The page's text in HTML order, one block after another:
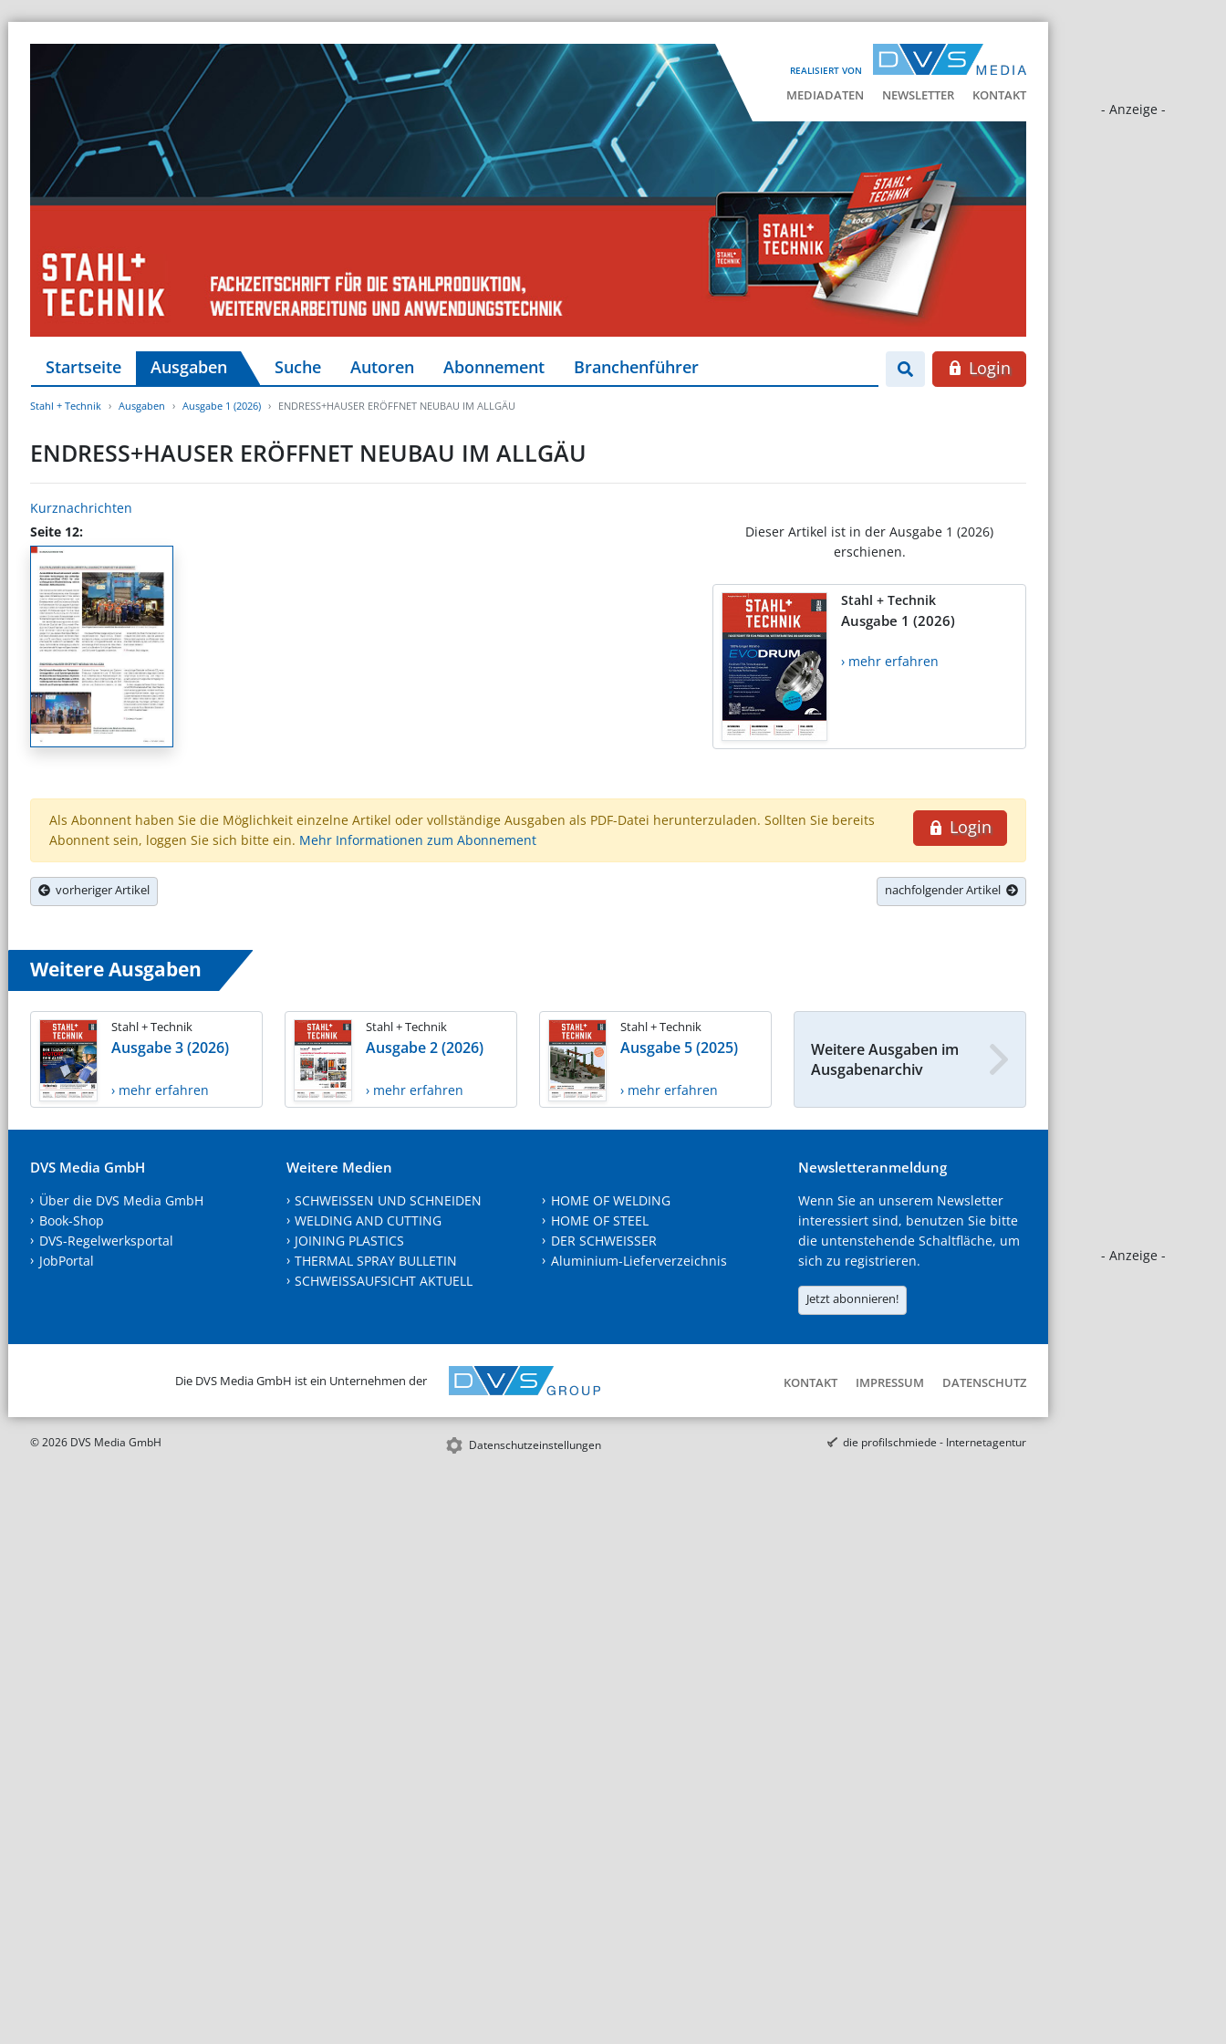
REALISIERT VON
MEDIADATEN NEWSLETTER KONTAKT
- Anzeige -
- Anzeige -
Startseite Ausgaben Suche Autoren Abonnement Branchenführer Login
Stahl + Technik Ausgaben Ausgabe 1 (2026) ENDRESS+HAUSER ERÖFFNET NEUBAU IM ALLGÄU
ENDRESS+HAUSER ERÖFFNET NEUBAU IM ALLGÄU
Kurznachrichten
Seite 12:
Dieser Artikel ist in der Ausgabe 1 (2026)
erschienen.
Stahl + Technik
Ausgabe 1 (2026)
› mehr erfahren
Login
Als Abonnent haben Sie die Möglichkeit einzelne Artikel oder vollständige Ausgaben als PDF-Datei herunterzuladen. Sollten Sie bereits
Abonnent sein, loggen Sie sich bitte ein. Mehr Informationen zum Abonnement
vorheriger Artikel nachfolgender Artikel
Weitere Ausgaben
Stahl + Technik
Ausgabe 3 (2026)
› mehr erfahren
Stahl + Technik
Ausgabe 2 (2026)
› mehr erfahren
Stahl + Technik
Ausgabe 5 (2025)
› mehr erfahren
Weitere Ausgaben im
Ausgabenarchiv
DVS Media GmbH
Über die DVS Media GmbH
Book-Shop
DVS-Regelwerksportal
JobPortal
Weitere Medien
SCHWEISSEN UND SCHNEIDEN
WELDING AND CUTTING
JOINING PLASTICS
THERMAL SPRAY BULLETIN
SCHWEISSAUFSICHT AKTUELL
HOME OF WELDING
HOME OF STEEL
DER SCHWEISSER
Aluminium-Lieferverzeichnis
Newsletteranmeldung
Wenn Sie an unserem Newsletter
interessiert sind, benutzen Sie bitte
die untenstehende Schaltfläche, um
sich zu registrieren.
Jetzt abonnieren!
Die DVS Media GmbH ist ein Unternehmen der KONTAKT IMPRESSUM DATENSCHUTZ
© 2026 DVS Media GmbH Datenschutzeinstellungen die profilschmiede - Internetagentur